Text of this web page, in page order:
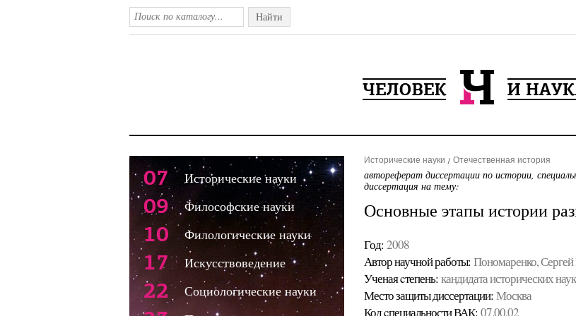
Найти
Исторические науки Отечественная история
автореферат диссертации по истории,
диссертация на тему:
Основные этапы истории
Год: 2008
Автор научной работы: Пономаренко,
Ученая cтепень: кандидата исторических наук
Место защиты диссертации: Москва
Код cпециальности ВАК: 07.00.02
07 Исторические науки
09 Философские науки
10 Филологические науки
17 Искусствоведение
22 Социологические науки